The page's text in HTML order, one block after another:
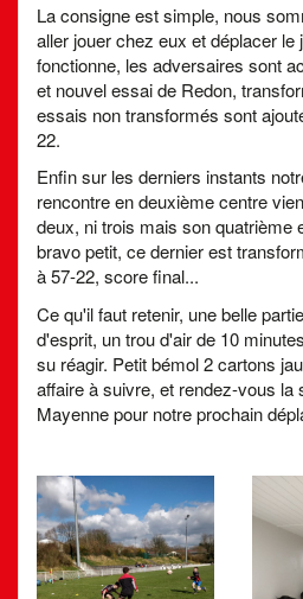
La consigne est simple, nous
aller jouer chez eux et déplacer le
fonctionne, les adversaires sont
et nouvel essai de Redon,
essais non transformés sont
22.
Enfin sur les derniers instants
rencontre en deuxième centre
deux, ni trois mais son quatrième
bravo petit, ce dernier est
à 57-22, score final...
Ce qu'il faut retenir, une belle
d'esprit, un trou d'air de 10
su réagir. Petit bémol 2 cartons
affaire à suivre, et rendez-vous la
Mayenne pour notre prochain